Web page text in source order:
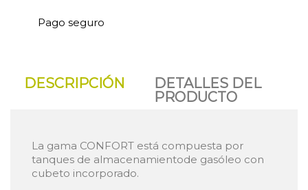
Pago seguro
DESCRIPCIÓN
DETALLES DEL
PRODUCTO
La gama CONFORT está compuesta por
tanques de almacenamientode gasóleo con
cubeto incorporado.